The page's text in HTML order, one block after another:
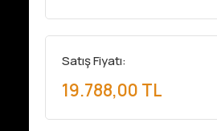
Satış Fiyatı:
19.788,00 TL